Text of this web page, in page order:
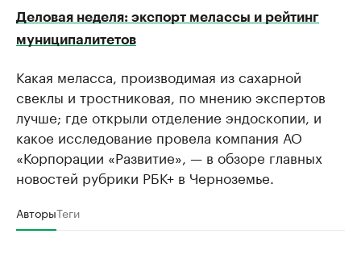
Деловая неделя: экспорт мелассы и рейтинг
муниципалитетов
Какая меласса, производимая из сахарной
свеклы и тростниковая, по мнению экспертов
лучше; где открыли отделение эндоскопии, и
какое исследование провела компания АО
«Корпорации «Развитие», — в обзоре главных
новостей рубрики РБК+ в Черноземье.
АвторыТеги